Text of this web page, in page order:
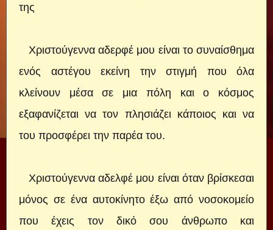
της
Χριστούγεννα αδερφέ μου είναι το συναίσθημα
ενός αστέγου εκείνη την στιγμή που όλα
κλείνουν μέσα σε μια πόλη και ο κόσμος
εξαφανίζεται να τον πλησιάζει κάποιος και να
του προσφέρει την παρέα του.
Χριστούγεννα αδελφέ μου είναι όταν βρίσκεσαι
μόνος σε ένα αυτοκίνητο έξω από νοσοκομείο
που έχεις τον δικό σου άνθρωπο και